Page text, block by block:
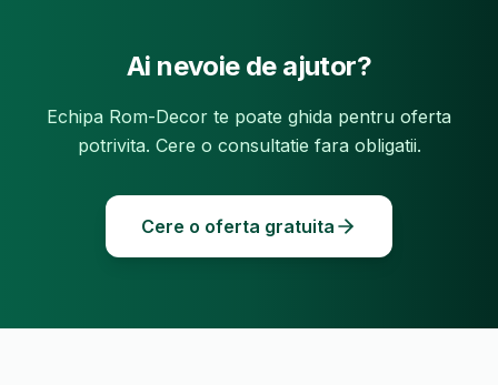
Ai nevoie de ajutor?
Echipa Rom-Decor te poate ghida pentru oferta
potrivita. Cere o consultatie fara obligatii.
Cere o oferta gratuita